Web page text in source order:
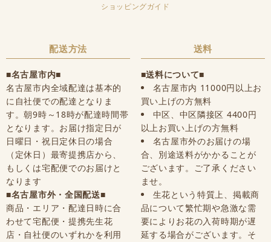
ショッピングガイド
配送方法
■名古屋市内■
名古屋市内全域配達は基本的
に自社便での配達となりま
す。朝9時～18時が配達時間帯
となります。お届け指定日が
日曜日・祝日定休日の場合
（定休日）最寄提携店から、
もしくは宅配便でのお届けと
なります
■名古屋市外・全国配送■
商品・エリア・配達日時に合
わせて宅配便・提携先生花
店・自社便のいずれかを利用
送料
■送料について■
名古屋市内 11000円以上お
買い上げの方無料
中区、中区隣接区 4400円
以上お買い上げの方無料
名古屋市外のお届けの場
合、別途送料がかかることが
ございます。ご了承ください
ませ。
生花という特質上、掲載商
品について繁忙期や急激な需
要によりお花の入荷時期が遅
延する場合がございます。そ